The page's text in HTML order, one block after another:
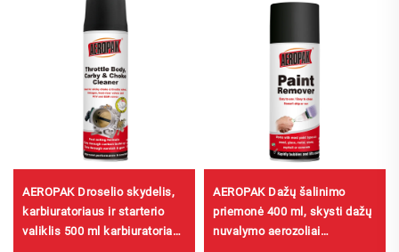
AEROPAK Droselio skydelis,
karbiuratoriaus ir starterio
valiklis 500 ml karbiuratoriaus
AEROPAK Dažų šalinimo
priemonė 400 ml, skysti dažų
nuvalymo aerozoliai